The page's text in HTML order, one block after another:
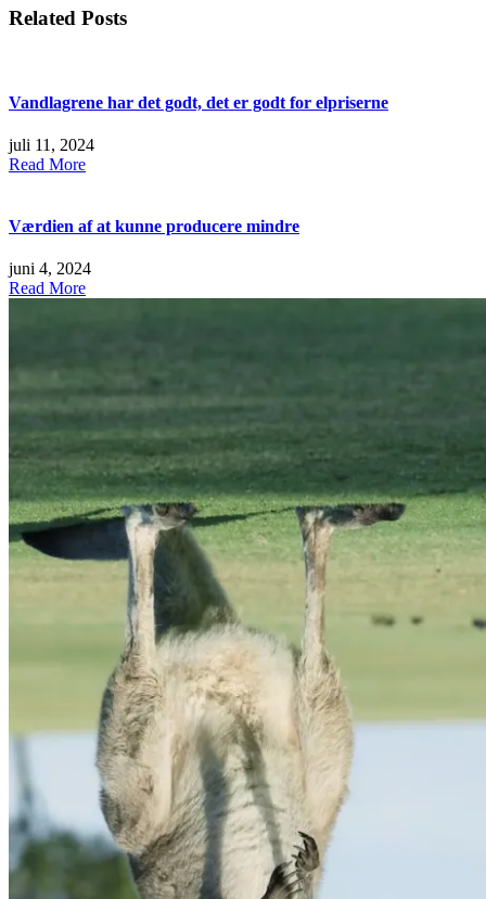
Related Posts
Vandlagrene har det godt, det er godt for elpriserne
juli 11, 2024
Read More
Værdien af at kunne producere mindre
juni 4, 2024
Read More